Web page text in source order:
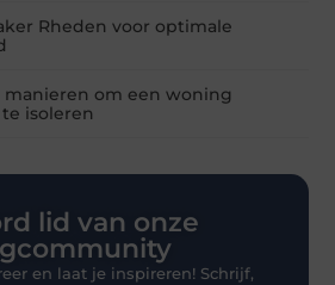
Rheden voor optimale
manieren om een woning
isoleren
lid van onze
en laat je inspireren! Schrijf,